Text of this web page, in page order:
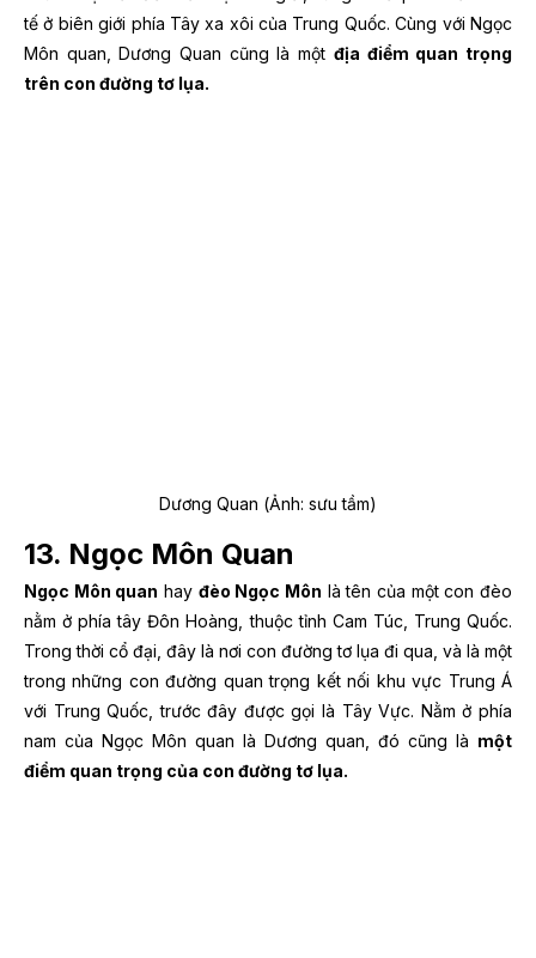
tế ở biên giới phía Tây xa xôi của Trung Quốc. Cùng với Ngọc
Môn quan, Dương Quan cũng là một địa điểm quan trọng
trên con đường tơ lụa.
Dương Quan (Ảnh: sưu tầm)
13. Ngọc Môn Quan
Ngọc Môn quan hay đèo Ngọc Môn là tên của một con đèo
nằm ở phía tây Đôn Hoàng, thuộc tỉnh Cam Túc, Trung Quốc.
Trong thời cổ đại, đây là nơi con đường tơ lụa đi qua, và là một
trong những con đường quan trọng kết nối khu vực Trung Á
với Trung Quốc, trước đây được gọi là Tây Vực. Nằm ở phía
nam của Ngọc Môn quan là Dương quan, đó cũng là một
điểm quan trọng của con đường tơ lụa.